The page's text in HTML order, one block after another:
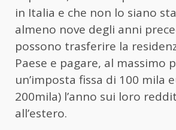
in Italia e che non lo siano
almeno nove degli anni
possono trasferire la
Paese e pagare, al massimo
un’imposta fissa di 100 mila
200mila) l’anno sui loro
all’estero.